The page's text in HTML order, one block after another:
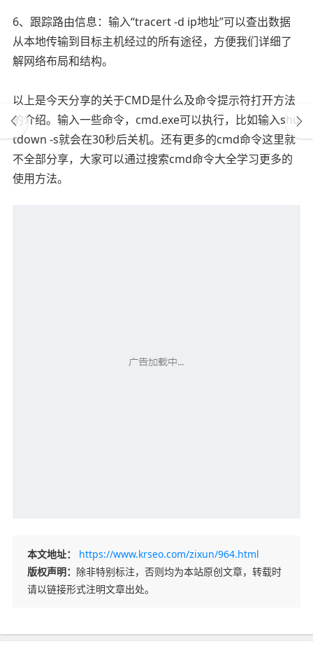
6、跟踪路由信息：输入“tracert -d ip地址”可以查出数据
从本地传输到目标主机经过的所有途径，方便我们详细了
解网络布局和结构。
以上是今天分享的关于CMD是什么及命令提示符打开方法
的介绍。输入一些命令，cmd.exe可以执行，比如输入shu
tdown -s就会在30秒后关机。还有更多的cmd命令这里就
不全部分享，大家可以通过搜索cmd命令大全学习更多的
使用方法。
本文地址：
https://www.krseo.com/zixun/964.html
版权声明： 除非特别标注，否则均为本站原创文章，转载时
请以链接形式注明文章出处。